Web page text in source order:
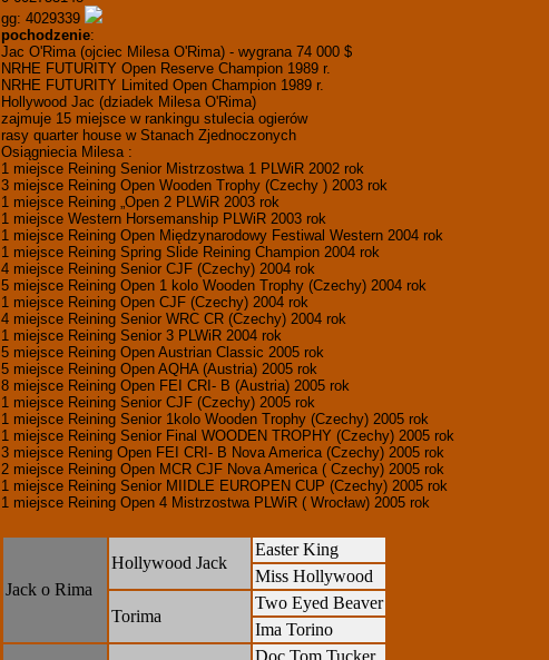
gg: 4029339
pochodzenie:
Jac O'Rima (ojciec Milesa O'Rima) - wygrana 74 000 $
NRHE FUTURITY Open Reserve Champion 1989 r.
NRHE FUTURITY Limited Open Champion 1989 r.
Hollywood Jac (dziadek Milesa O'Rima)
zajmuje 15 miejsce w rankingu stulecia ogierów
rasy quarter house w Stanach Zjednoczonych
Osiągniecia Milesa :
1 miejsce Reining Senior Mistrzostwa 1 PLWiR 2002 rok
3 miejsce Reining Open Wooden Trophy (Czechy ) 2003 rok
1 miejsce Reining „Open 2 PLWiR 2003 rok
1 miejsce Western Horsemanship PLWiR 2003 rok
1 miejsce Reining Open Międzynarodowy Festiwal Western 2004 rok
1 miejsce Reining Spring Slide Reining Champion 2004 rok
4 miejsce Reining Senior CJF (Czechy) 2004 rok
5 miejsce Reining Open 1 kolo Wooden Trophy (Czechy) 2004 rok
1 miejsce Reining Open CJF (Czechy) 2004 rok
4 miejsce Reining Senior WRC CR (Czechy) 2004 rok
1 miejsce Reining Senior 3 PLWiR 2004 rok
5 miejsce Reining Open Austrian Classic 2005 rok
5 miejsce Reining Open AQHA (Austria) 2005 rok
8 miejsce Reining Open FEI CRI- B (Austria) 2005 rok
1 miejsce Reining Senior CJF (Czechy) 2005 rok
1 miejsce Reining Senior 1kolo Wooden Trophy (Czechy) 2005 rok
1 miejsce Reining Senior Final WOODEN TROPHY (Czechy) 2005 rok
3 miejsce Rening Open FEI CRI- B Nova America (Czechy) 2005 rok
2 miejsce Reining Open MCR CJF Nova America ( Czechy) 2005 rok
1 miejsce Reining Senior MIIDLE EUROPEN CUP (Czechy) 2005 rok
1 miejsce Reining Open 4 Mistrzostwa PLWiR ( Wrocław) 2005 rok
Jack o Rima
Hollywood Jack
Easter King
Miss Hollywood
Torima
Two Eyed Beaver
Ima Torino
Doc Tom Tucker